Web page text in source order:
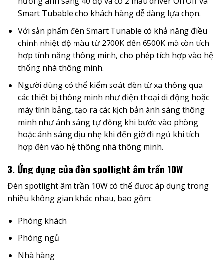
Smart Tubable cho khách hàng dễ dàng lựa chọn.
Với sản phẩm đèn Smart Tunable có khả năng điều
chỉnh nhiệt độ màu từ 2700K đến 6500K mà còn tích
hợp tính năng thông minh, cho phép tích hợp vào hệ
thống nhà thông minh.
Người dùng có thể kiểm soát đèn từ xa thông qua
các thiết bị thông minh như điện thoại di động hoặc
máy tính bảng, tạo ra các kịch bản ánh sáng thông
minh như ánh sáng tự động khi bước vào phòng
hoặc ánh sáng dịu nhẹ khi đến giờ đi ngủ khi tích
hợp đèn vào hệ thông nhà thông minh.
3. Ứng dụng của đèn spotlight âm trần 10W
Đèn spotlight âm trần 10W có thể được áp dụng trong
nhiều không gian khác nhau, bao gồm:
Phòng khách
Phòng ngủ
Nhà hàng